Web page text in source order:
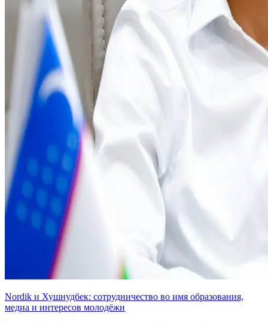
Nordik и Хушнудбек: сотрудничество во имя образования,
медиа и интересов молодёжи